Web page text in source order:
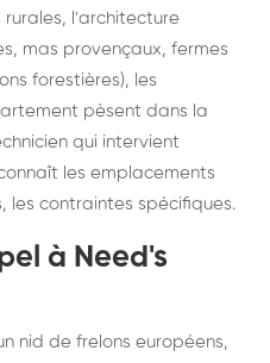
rurales, l'architecture
mas provençaux, fermes
forestières), les
pèsent dans la
qui intervient
les emplacements
les contraintes spécifiques.
à Need's
nid de frelons européens,